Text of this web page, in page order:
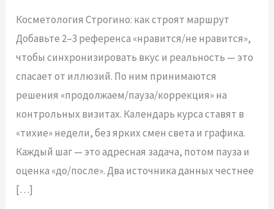
Косметология Строгино: как строят маршрут
Добавьте 2–3 референса «нравится/не нравится»,
чтобы синхронизировать вкус и реальность — это
спасает от иллюзий. По ним принимаются
решения «продолжаем/пауза/коррекция» на
контрольных визитах. Календарь курса ставят в
«тихие» недели, без ярких смен света и графика.
Каждый шаг — это адресная задача, потом пауза и
оценка «до/после». Два источника данных честнее
[…]
выбор
клиники